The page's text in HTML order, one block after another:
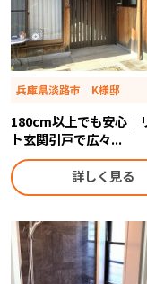
兵庫県淡路市 K様邸
180cm以上でも安心｜
ト玄関引戸で広々...
詳しく見る